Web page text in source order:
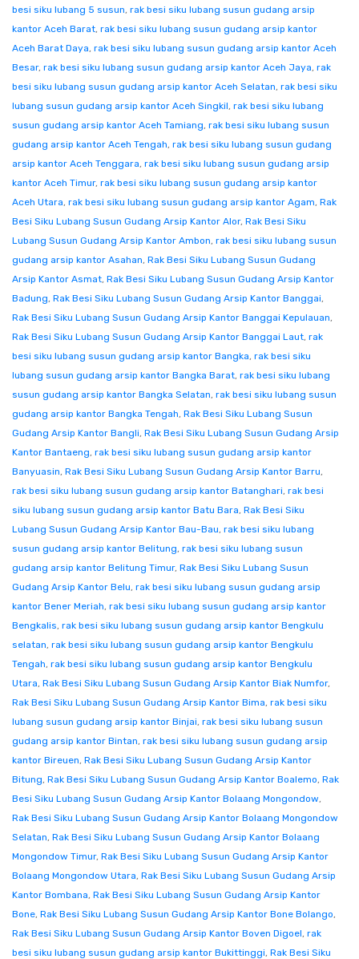
besi siku lubang 5 susun, rak besi siku lubang susun gudang arsip
kantor Aceh Barat, rak besi siku lubang susun gudang arsip kantor
Aceh Barat Daya, rak besi siku lubang susun gudang arsip kantor Aceh
Besar, rak besi siku lubang susun gudang arsip kantor Aceh Jaya, rak
besi siku lubang susun gudang arsip kantor Aceh Selatan, rak besi siku
lubang susun gudang arsip kantor Aceh Singkil, rak besi siku lubang
susun gudang arsip kantor Aceh Tamiang, rak besi siku lubang susun
gudang arsip kantor Aceh Tengah, rak besi siku lubang susun gudang
arsip kantor Aceh Tenggara, rak besi siku lubang susun gudang arsip
kantor Aceh Timur, rak besi siku lubang susun gudang arsip kantor
Aceh Utara, rak besi siku lubang susun gudang arsip kantor Agam, Rak
Besi Siku Lubang Susun Gudang Arsip Kantor Alor, Rak Besi Siku
Lubang Susun Gudang Arsip Kantor Ambon, rak besi siku lubang susun
gudang arsip kantor Asahan, Rak Besi Siku Lubang Susun Gudang
Arsip Kantor Asmat, Rak Besi Siku Lubang Susun Gudang Arsip Kantor
Badung, Rak Besi Siku Lubang Susun Gudang Arsip Kantor Banggai,
Rak Besi Siku Lubang Susun Gudang Arsip Kantor Banggai Kepulauan,
Rak Besi Siku Lubang Susun Gudang Arsip Kantor Banggai Laut, rak
besi siku lubang susun gudang arsip kantor Bangka, rak besi siku
lubang susun gudang arsip kantor Bangka Barat, rak besi siku lubang
susun gudang arsip kantor Bangka Selatan, rak besi siku lubang susun
gudang arsip kantor Bangka Tengah, Rak Besi Siku Lubang Susun
Gudang Arsip Kantor Bangli, Rak Besi Siku Lubang Susun Gudang Arsip
Kantor Bantaeng, rak besi siku lubang susun gudang arsip kantor
Banyuasin, Rak Besi Siku Lubang Susun Gudang Arsip Kantor Barru,
rak besi siku lubang susun gudang arsip kantor Batanghari, rak besi
siku lubang susun gudang arsip kantor Batu Bara, Rak Besi Siku
Lubang Susun Gudang Arsip Kantor Bau-Bau, rak besi siku lubang
susun gudang arsip kantor Belitung, rak besi siku lubang susun
gudang arsip kantor Belitung Timur, Rak Besi Siku Lubang Susun
Gudang Arsip Kantor Belu, rak besi siku lubang susun gudang arsip
kantor Bener Meriah, rak besi siku lubang susun gudang arsip kantor
Bengkalis, rak besi siku lubang susun gudang arsip kantor Bengkulu
selatan, rak besi siku lubang susun gudang arsip kantor Bengkulu
Tengah, rak besi siku lubang susun gudang arsip kantor Bengkulu
Utara, Rak Besi Siku Lubang Susun Gudang Arsip Kantor Biak Numfor,
Rak Besi Siku Lubang Susun Gudang Arsip Kantor Bima, rak besi siku
lubang susun gudang arsip kantor Binjai, rak besi siku lubang susun
gudang arsip kantor Bintan, rak besi siku lubang susun gudang arsip
kantor Bireuen, Rak Besi Siku Lubang Susun Gudang Arsip Kantor
Bitung, Rak Besi Siku Lubang Susun Gudang Arsip Kantor Boalemo, Rak
Besi Siku Lubang Susun Gudang Arsip Kantor Bolaang Mongondow,
Rak Besi Siku Lubang Susun Gudang Arsip Kantor Bolaang Mongondow
Selatan, Rak Besi Siku Lubang Susun Gudang Arsip Kantor Bolaang
Mongondow Timur, Rak Besi Siku Lubang Susun Gudang Arsip Kantor
Bolaang Mongondow Utara, Rak Besi Siku Lubang Susun Gudang Arsip
Kantor Bombana, Rak Besi Siku Lubang Susun Gudang Arsip Kantor
Bone, Rak Besi Siku Lubang Susun Gudang Arsip Kantor Bone Bolango,
Rak Besi Siku Lubang Susun Gudang Arsip Kantor Boven Digoel, rak
besi siku lubang susun gudang arsip kantor Bukittinggi, Rak Besi Siku